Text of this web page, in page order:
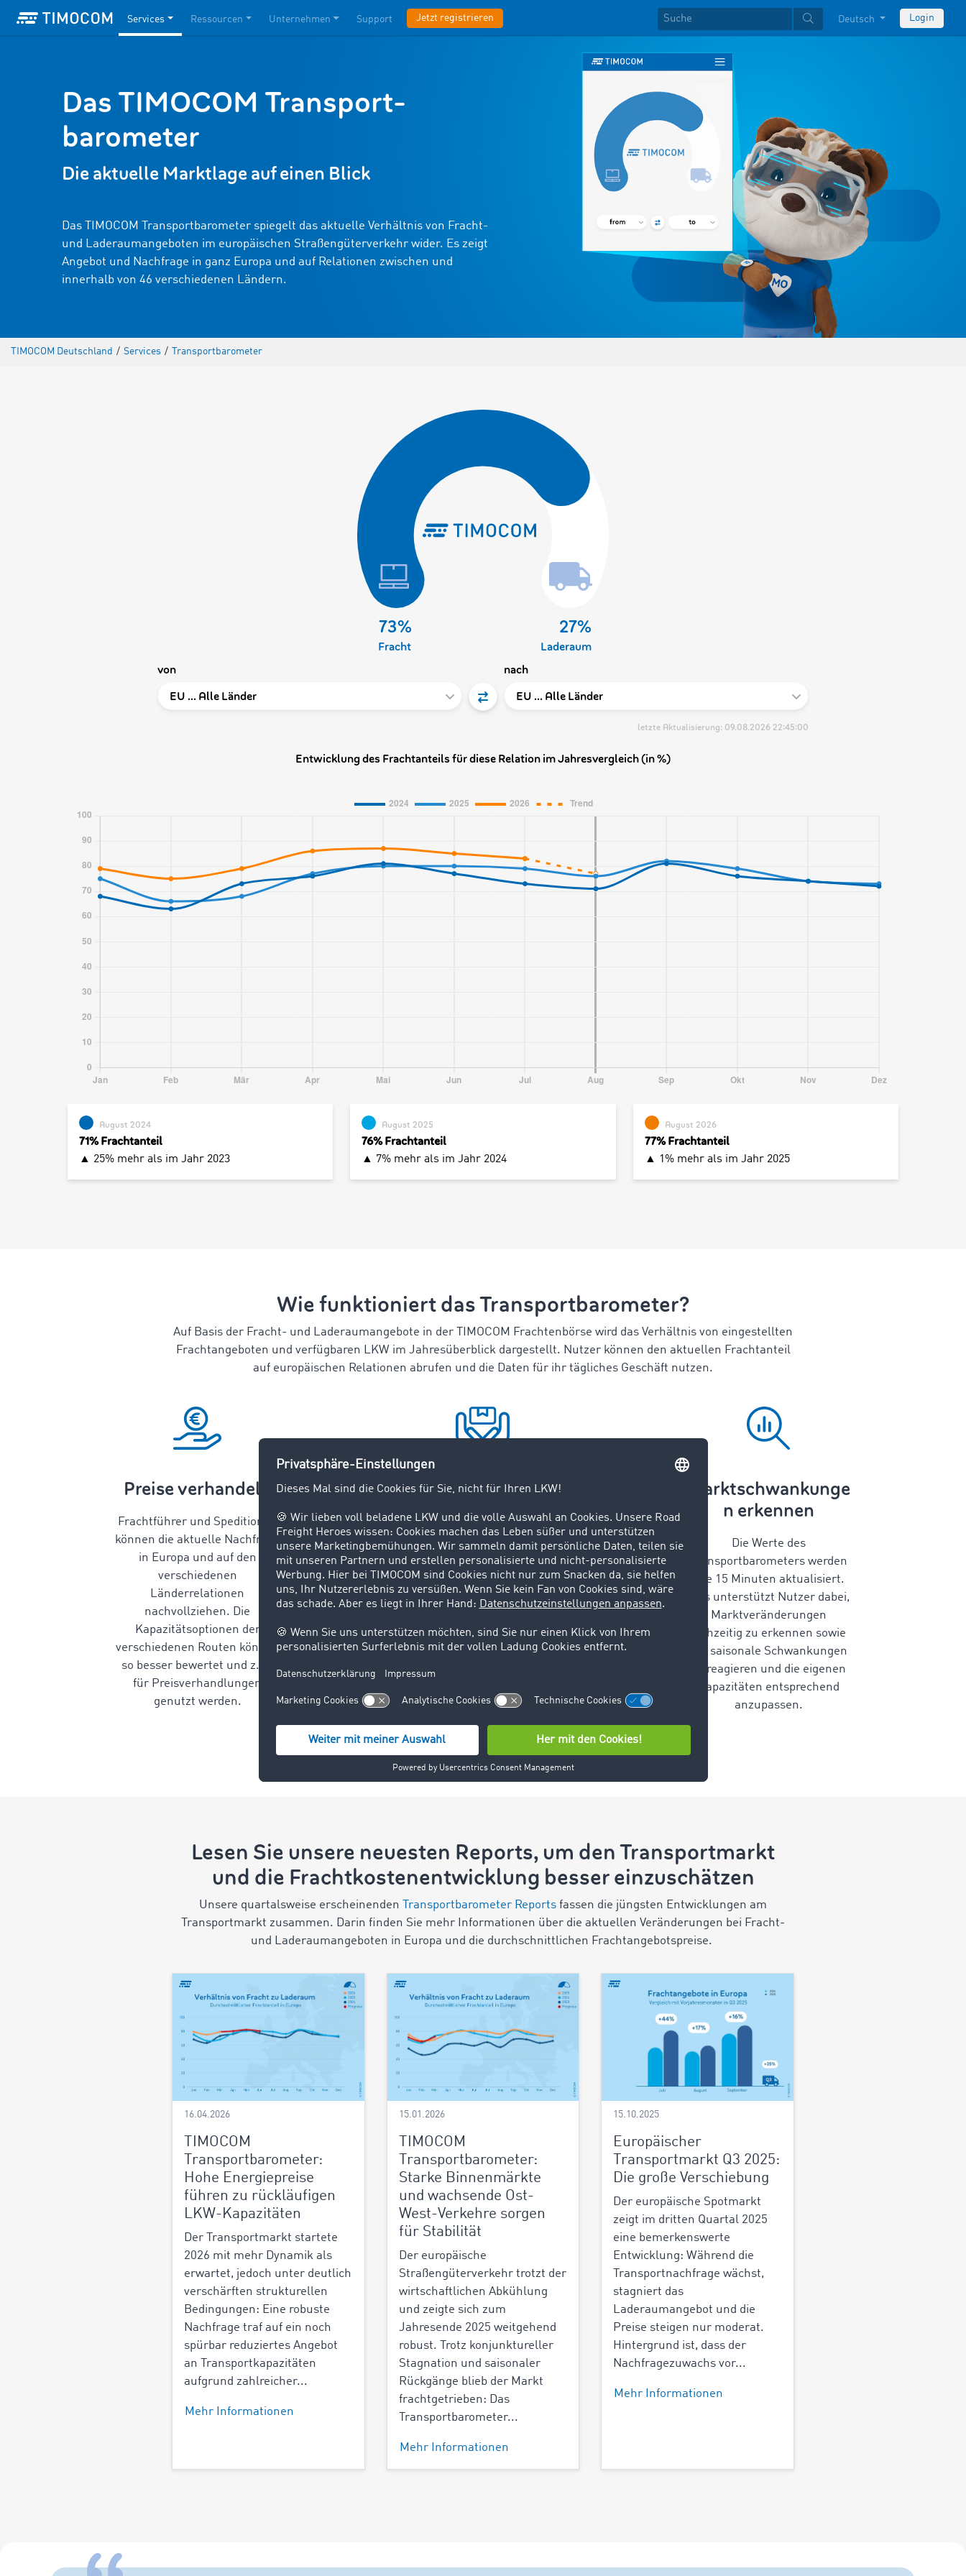
Services Ressourcen Unternehmen Support Jetzt registrieren Deutsch Login
Das TIMOCOM Transport­
barometer
Die aktuelle Markt­lage auf einen Blick
Das TIMOCOM Transportbarometer spiegelt das aktuelle Verhältnis von Fracht-
und Laderaumangeboten im europäischen Straßengüterverkehr wider. Es zeigt
Angebot und Nachfrage in ganz Europa und auf Relationen zwischen und
innerhalb von 46 verschiedenen Ländern.
TIMOCOM Deutschland / Services / Transportbarometer
Wie funktioniert das Transportbarometer?
Auf Basis der Fracht- und Laderaumangebote in der TIMOCOM Frachtenbörse wird das Verhältnis von eingestellten
Frachtangeboten und verfügbaren LKW im Jahresüberblick dargestellt. Nutzer können den aktuellen Frachtanteil
auf europäischen Relationen abrufen und die Daten für ihr tägliches Geschäft nutzen.
Preise verhandeln
Frachtführer und Speditionen
können die aktuelle Nachfrage
in Europa und auf den
verschiedenen
Länderrelationen
nachvollziehen. Die
Kapazitätsoptionen der
verschiedenen Routen können
so besser bewertet und z. B.
für Preisverhandlungen
genutzt werden.
Ressourcen schonen
Die Daten des
Transportbarometers
ermöglichen eine bessere
Planung der Ressourcen und
helfen beispielsweise, leere
Rückfahrten zu vermeiden.
Denn ein hohes Frachtangebot
verspricht potenziell eine
anschließenden
Marktschwankunge
n erkennen
Die Werte des
Transportbarometers werden
alle 15 Minuten aktualisiert.
Dies unterstützt Nutzer dabei,
Marktveränderungen
frühzeitig zu erkennen sowie
auf saisonale Schwankungen
zu reagieren und die eigenen
Kapazitäten entsprechend
anzupassen.
Lesen Sie unsere neuesten Reports, um den Transportmarkt
und die Frachtkostenentwicklung besser einzuschätzen
Unsere quartalsweise erscheinenden Transportbarometer Reports fassen die jüngsten Entwicklungen am
Transportmarkt zusammen. Darin finden Sie mehr Informationen über die aktuellen Veränderungen bei Fracht-
und Laderaumangeboten in Europa und die durchschnittlichen Frachtangebotspreise.
16.04.2026
TIMOCOM
Transportbarometer:
Hohe Energiepreise
führen zu rückläufigen
LKW-Kapazitäten
Der Transportmarkt startete
2026 mit mehr Dynamik als
erwartet, jedoch unter deutlich
verschärften strukturellen
Bedingungen: Eine robuste
Nachfrage traf auf ein noch
spürbar reduziertes Angebot
an Transportkapazitäten
aufgrund zahlreicher...
Mehr Informationen
15.01.2026
TIMOCOM
Transportbarometer:
Starke Binnenmärkte
und wachsende Ost-
West-Verkehre sorgen
für Stabilität
Der europäische
Straßengüterverkehr trotzt der
wirtschaftlichen Abkühlung
und zeigte sich zum
Jahresende 2025 weitgehend
robust. Trotz konjunktureller
Stagnation und saisonaler
Rückgänge blieb der Markt
frachtgetrieben: Das
Transportbarometer...
Mehr Informationen
15.10.2025
Europäischer
Transportmarkt Q3 2025:
Die große Verschiebung
Der europäische Spotmarkt
zeigt im dritten Quartal 2025
eine bemerkenswerte
Entwicklung: Während die
Transportnachfrage wächst,
stagniert das
Laderaumangebot und die
Preise steigen nur moderat.
Hintergrund ist, dass der
Nachfragezuwachs vor...
Mehr Informationen